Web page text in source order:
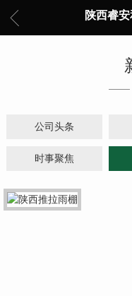
陕西睿
公司头条
时事聚焦